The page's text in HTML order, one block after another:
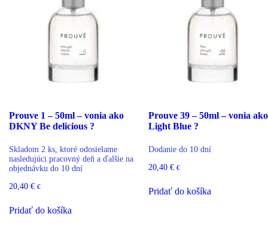
Prouve 1 – 50ml – vonia ako
DKNY Be delicious ?
Skladom 2 ks, ktoré odosielame
nasledujúci pracovný deň a ďalšie na
objednávku do 10 dní
20,40 € €
Pridať do košíka
Prouve 39 – 50ml – vonia ako
Light Blue ?
Dodanie do 10 dní
20,40 € €
Pridať do košíka